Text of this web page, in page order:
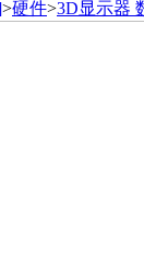
>硬件>3D显示器